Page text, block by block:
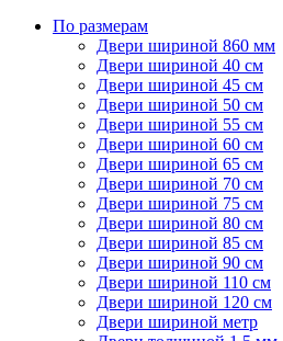
По размерам
Двери шириной 860 мм
Двери шириной 40 см
Двери шириной 45 см
Двери шириной 50 см
Двери шириной 55 см
Двери шириной 60 см
Двери шириной 65 см
Двери шириной 70 см
Двери шириной 75 см
Двери шириной 80 см
Двери шириной 85 см
Двери шириной 90 см
Двери шириной 110 см
Двери шириной 120 см
Двери шириной метр